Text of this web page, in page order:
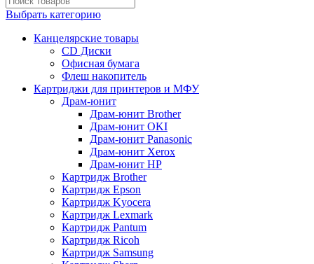
Выбрать категорию
Канцелярские товары
CD Диски
Офисная бумага
Флеш накопитель
Картриджи для принтеров и МФУ
Драм-юнит
Драм-юнит Brother
Драм-юнит OKI
Драм-юнит Panasonic
Драм-юнит Xerox
Драм-юнит НР
Картридж Brother
Картридж Epson
Картридж Kyocera
Картридж Lexmark
Картридж Pantum
Картридж Ricoh
Картридж Samsung